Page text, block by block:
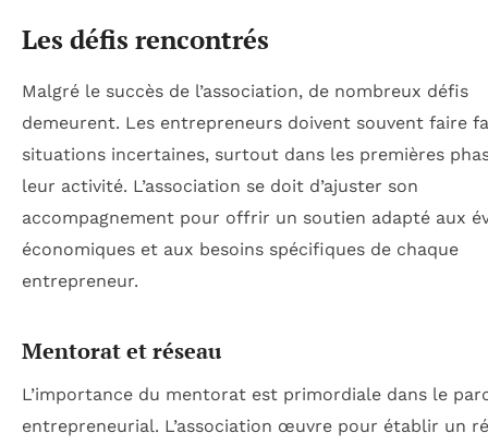
Les défis rencontrés
Malgré le succès de l’association, de nombreux défis
demeurent. Les entrepreneurs doivent souvent faire
situations incertaines, surtout dans les premières
leur activité. L’association se doit d’ajuster son
accompagnement pour offrir un soutien adapté aux
économiques et aux besoins spécifiques de chaque
entrepreneur.
Mentorat et réseau
L’importance du mentorat est primordiale dans le
entrepreneurial. L’association œuvre pour établir un